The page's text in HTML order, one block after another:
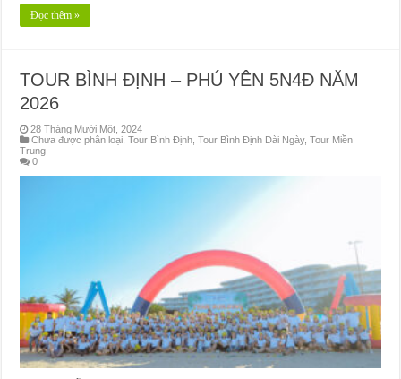
Đọc thêm »
TOUR BÌNH ĐỊNH – PHÚ YÊN 5N4Đ NĂM
2026
28 Tháng Mười Một, 2024
Chưa được phân loại ,Tour Bình Định ,Tour Bình Định Dài Ngày,Tour Miền
Trung
0